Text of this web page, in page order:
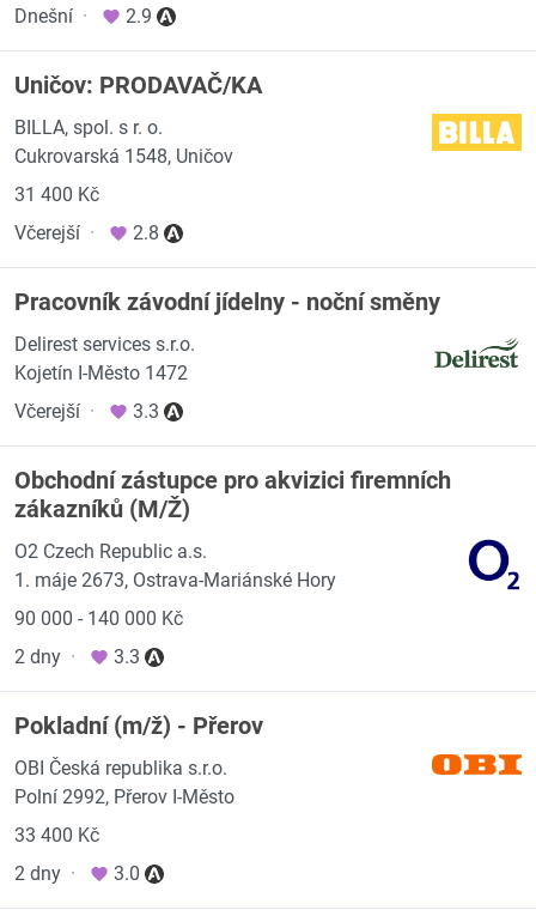
Dnešní · 2.9
Uničov: PRODAVAČ/KA
BILLA, spol. s r. o.
Cukrovarská 1548, Uničov
31 400 Kč
Včerejší · 2.8
Pracovník závodní jídelny - noční směny
Delirest services s.r.o.
Kojetín I-Město 1472
Včerejší · 3.3
Obchodní zástupce pro akvizici firemních
zákazníků (M/Ž)
O2 Czech Republic a.s.
1. máje 2673, Ostrava-Mariánské Hory
90 000 - 140 000 Kč
2 dny · 3.3
Pokladní (m/ž) - Přerov
OBI Česká republika s.r.o.
Polní 2992, Přerov I-Město
33 400 Kč
2 dny · 3.0